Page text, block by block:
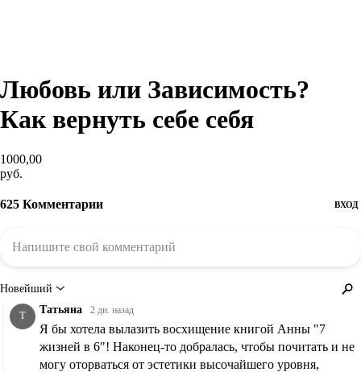
Любовь или Зависимость?
Как вернуть себе себя
1000,00
руб.